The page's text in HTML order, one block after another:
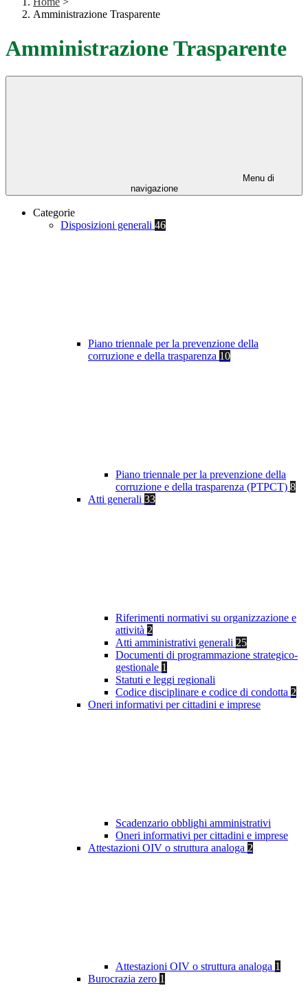
Amministrazione Trasparente
Amministrazione Trasparente
Menu di
navigazione
Categorie
Disposizioni generali 46
Piano triennale per la prevenzione della
corruzione e della trasparenza 10
Piano triennale per la prevenzione della
corruzione e della trasparenza (PTPCT) 8
Atti generali 33
Riferimenti normativi su organizzazione e
attività 2
Atti amministrativi generali 25
Documenti di programmazione strategico-
gestionale 1
Statuti e leggi regionali
Codice disciplinare e codice di condotta 2
Oneri informativi per cittadini e imprese
Scadenzario obblighi amministrativi
Oneri informativi per cittadini e imprese
Attestazioni OIV o struttura analoga 2
Attestazioni OIV o struttura analoga 1
Burocrazia zero 1